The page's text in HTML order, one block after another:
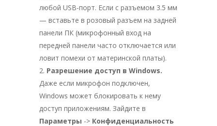
любой USB-порт. Если с разъемом 3.5 мм
— вставьте в розовый разъем на задней
панели ПК (микрофонный вход на
передней панели часто отключается или
ловит помехи от материнской платы).
Разрешение доступ в Windows.
Даже если микрофон подключен,
Windows может блокировать к нему
доступ приложениям. Зайдите в
Параметры -> Конфиденциальность